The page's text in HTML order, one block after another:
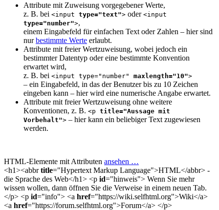
Attribute mit Zuweisung vorgegebener Werte,
z. B. bei <input type="text"> oder <input
type="number">,
einem Eingabefeld für einfachen Text oder Zahlen – hier sind
nurbestimmte Werte erlaubt.
Attribute mit freier Wertzuweisung, wobei jedoch ein
bestimmter Datentyp oder eine bestimmte Konvention
erwartet wird,
z. B. bei <input type="number" maxlength="10">
– ein Eingabefeld, in das der Benutzer bis zu 10 Zeichen
eingeben kann – hier wird eine numerische Angabe erwartet.
Attribute mit freier Wertzuweisung ohne weitere
Konventionen, z. B. <p title="Aussage mit
Vorbehalt"> – hier kann ein beliebiger Text zugewiesen
werden.
HTML-Elemente mit Attributen ansehen …
<h1><abbrtitle="Hypertext Markup Language">HTML</abbr> -
die Sprache des Web</h1> <p id="hinweis"> Wenn Sie mehr
wissen wollen, dann öffnen Sie die Verweise in einem neuen Tab.
</p> <p id="info"> <a href="https://wiki.selfhtml.org">Wiki</a>
<a href="https://forum.selfhtml.org">Forum</a> </p>